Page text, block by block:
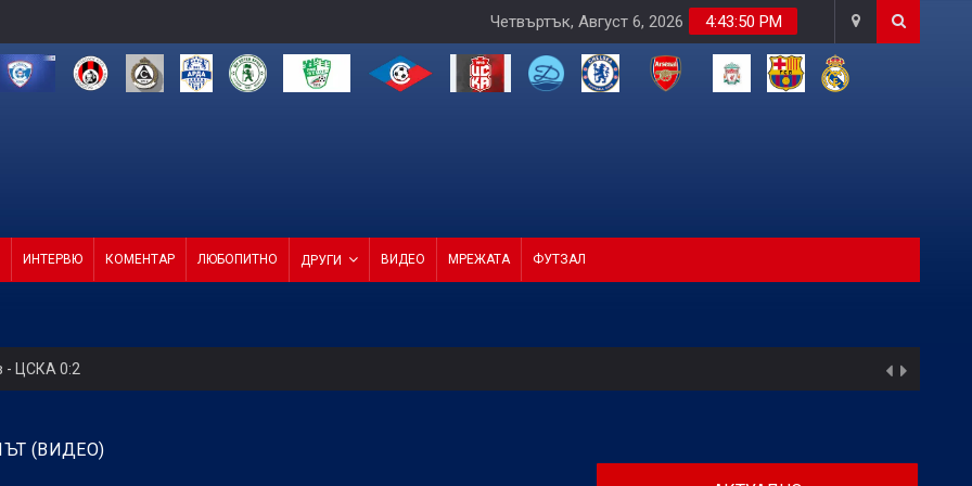
4:43:51 PM
Четвъртък, Август 6, 2026
ИНТЕРВЮ КОМЕНТАР ЛЮБОПИТНО ДРУГИ ВИДЕО МРЕЖАТА ФУТЗАЛ
- ЦСКА 0:2
обяви най-скъпия трансфер в историята си
(ВИДЕО)